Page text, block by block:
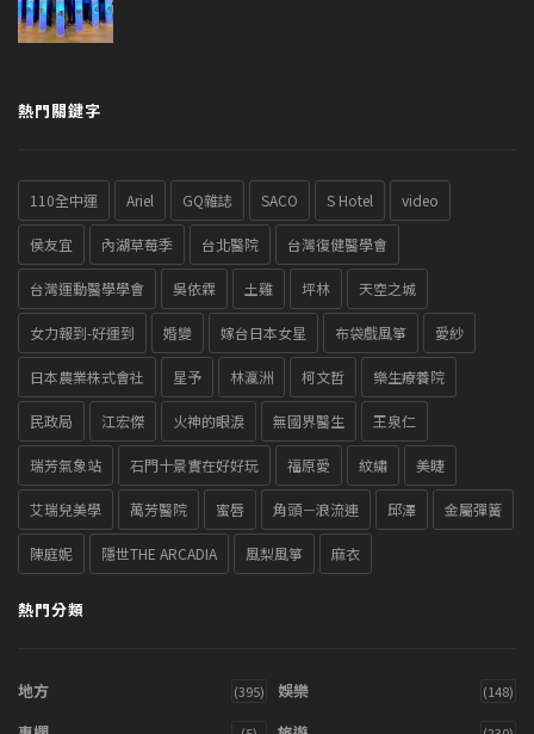
熱門關鍵字
110全中運 Ariel GQ雜誌 SACO S Hotel video
侯友宜 內湖草莓季 台北醫院 台灣復健醫學會
台灣運動醫學學會 吳依霖 土雞 坪林 天空之城
女力報到-好運到 婚變 嫁台日本女星 布袋戲風箏 愛紗
日本農業株式會社 星予 林瀛洲 柯文哲 樂生療養院
民政局 江宏傑 火神的眼淚 無國界醫生 王泉仁
瑞芳氣象站 石門十景實在好好玩 福原愛 紋繡 美睫
艾瑞兒美學 萬芳醫院 蜜唇 角頭－浪流連 邱澤 金屬彈簧
陳庭妮 隱世THE ARCADIA 風梨風箏 麻衣
熱門分類
地方 (395) 娛樂 (148)